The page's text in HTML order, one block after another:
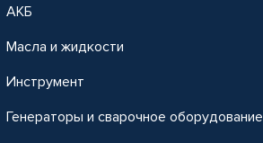
АКБ
Масла и жидкости
Инструмент
Генераторы и сварочное оборудование